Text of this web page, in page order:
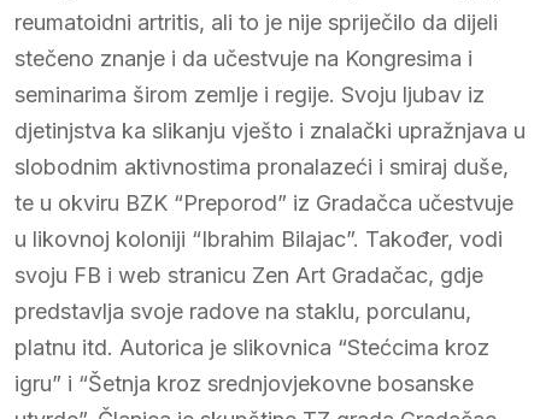
reumatoidni artritis, ali to je nije spriječilo da dijeli
stečeno znanje i da učestvuje na Kongresima i
seminarima širom zemlje i regije. Svoju ljubav iz
djetinjstva ka slikanju vješto i znalački upražnjava u
slobodnim aktivnostima pronalazeći i smiraj duše,
te u okviru BZK “Preporod” iz Gradačca učestvuje
u likovnoj koloniji “Ibrahim Bilajac”. Također, vodi
svoju FB i web stranicu Zen Art Gradačac, gdje
predstavlja svoje radove na staklu, porculanu,
platnu itd. Autorica je slikovnica “Stećcima kroz
igru” i “Šetnja kroz srednjovjekovne bosanske